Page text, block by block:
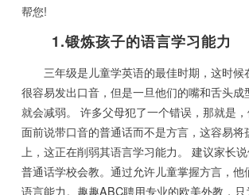
帮您!
1.锻炼孩子的语言学习能力
三年级是儿童学英语的最佳时期，这时候
很容易发出口音，但是一旦他们的嘴和舌头成
就会减弱。 许多父母犯了一个错误，那就是
面前说带口音的普通话而不是方言，这容易将
上，这正在削弱其语言学习能力。 建议家长说
普通话学校会教。通过允许儿童掌握方言，他
语言能力。趣趣ABC聘用专业的欧美外教，